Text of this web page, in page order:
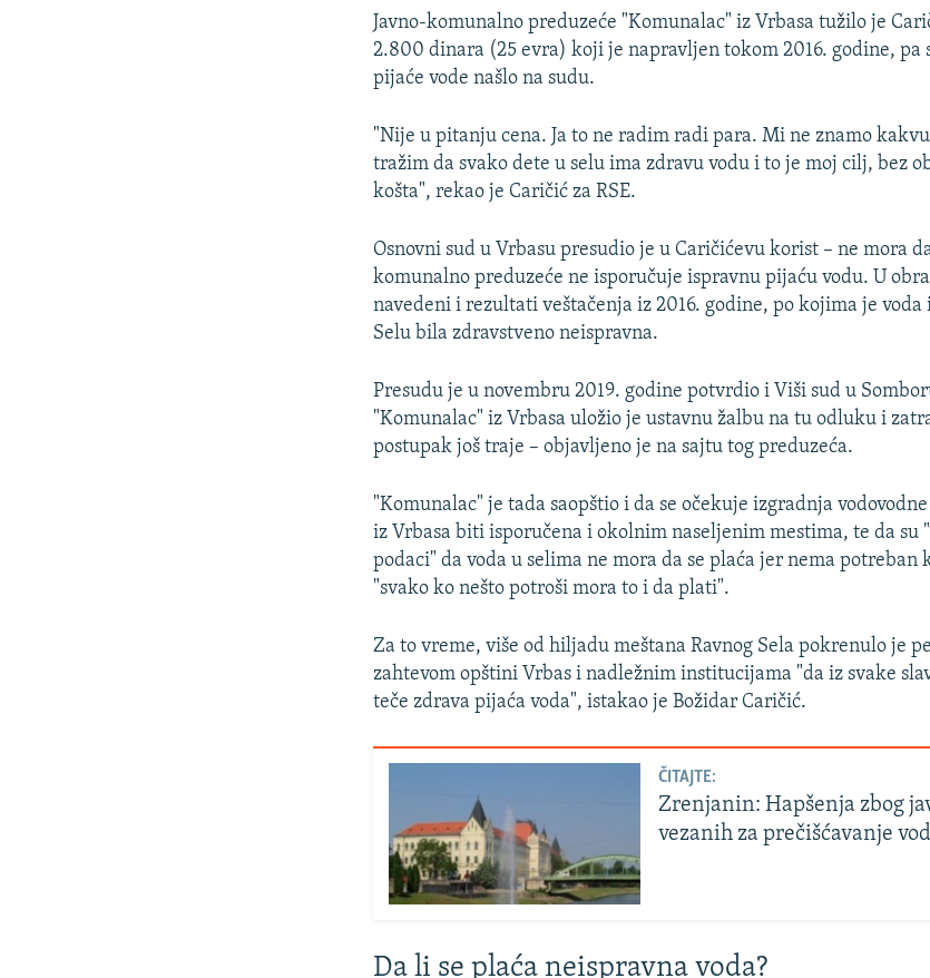
Javno-komunalno preduzeće "Komunalac" iz Vrbasa tužilo je
2.800 dinara (25 evra) koji je napravljen tokom 2016. godine, pa
pijaće vode našlo na sudu.
"Nije u pitanju cena. Ja to ne radim radi para. Mi ne znamo
tražim da svako dete u selu ima zdravu vodu i to je moj cilj, bez
košta", rekao je Caričić za RSE.
Osnovni sud u Vrbasu presudio je u Caričićevu korist – ne mora
komunalno preduzeće ne isporučuje ispravnu pijaću vodu. U
navedeni i rezultati veštačenja iz 2016. godine, po kojima je voda
Selu bila zdravstveno neispravna.
Presudu je u novembru 2019. godine potvrdio i Viši sud u
"Komunalac" iz Vrbasa uložio je ustavnu žalbu na tu odluku i
postupak još traje – objavljeno je na sajtu tog preduzeća.
"Komunalac" je tada saopštio i da se očekuje izgradnja
iz Vrbasa biti isporučena i okolnim naseljenim mestima, te da su
podaci" da voda u selima ne mora da se plaća jer nema
"svako ko nešto potroši mora to i da plati".
Za to vreme, više od hiljadu meštana Ravnog Sela pokrenulo je
zahtevom opštini Vrbas i nadležnim institucijama "da iz svake
teče zdrava pijaća voda", istakao je Božidar Caričić.
ČITAJTE:
Zrenjanin: Hapšenja zbog
vezanih za prečišćavanje
Da li se plaća neispravna voda?